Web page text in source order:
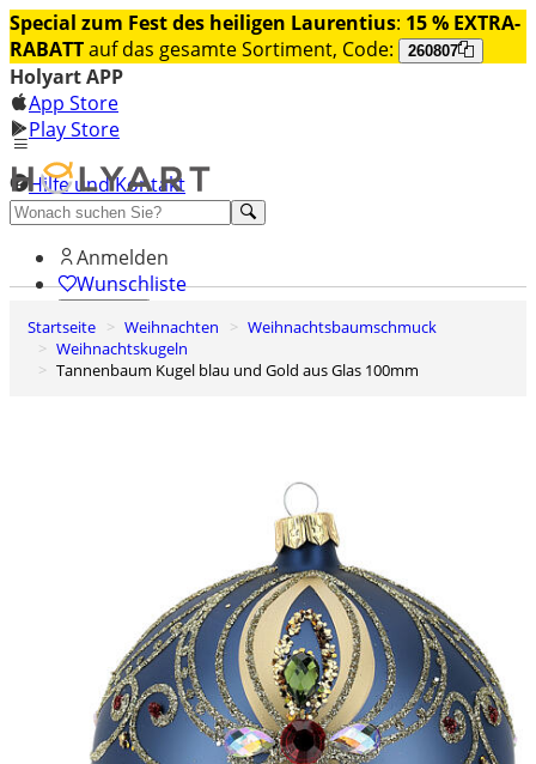
Special zum Fest des heiligen Laurentius: 15 % EXTRA-
RABATTauf das gesamte Sortiment, Code: 260807
Holyart APP
App Store
Play Store
Hilfe und Kontakt
Entdecken Sie Premium
Anmelden
Wunschliste
0
Warenkorb
Startseite Weihnachten
Weihnachtsbaumschmuck
Weihnachtskugeln
Tannenbaum Kugel blau und Gold aus Glas 100mm